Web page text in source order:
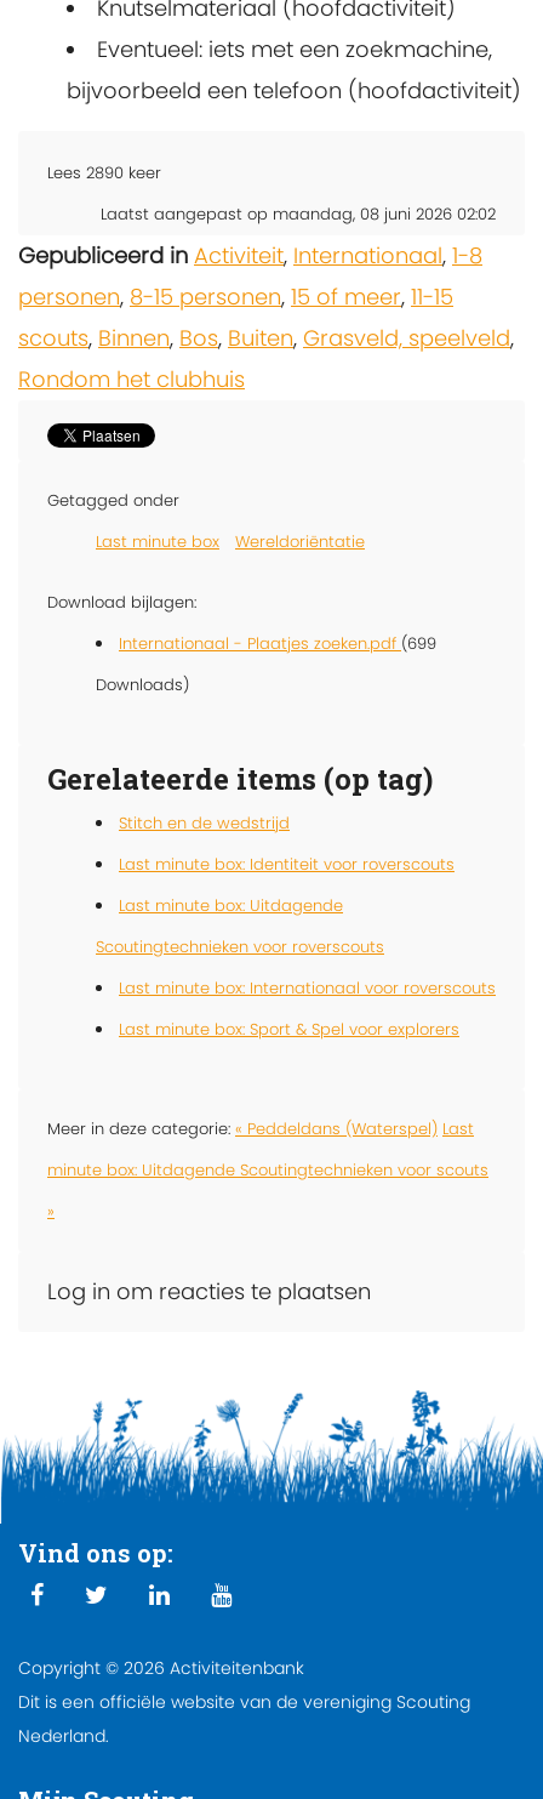
Knutselmateriaal (hoofdactiviteit)
Eventueel: iets met een zoekmachine,
bijvoorbeeld een telefoon (hoofdactiviteit)
Lees 2890 keer
Laatst aangepast op maandag, 08 juni 2026 02:02
Gepubliceerd in Activiteit, Internationaal, 1-8
personen, 8-15 personen, 15 of meer, 11-15
scouts, Binnen, Bos, Buiten, Grasveld, speelveld,
Rondom het clubhuis
Getagged onder
Last minute box
Wereldoriëntatie
Download bijlagen:
Internationaal - Plaatjes zoeken.pdf (699
Downloads)
Gerelateerde items (op tag)
Stitch en de wedstrijd
Last minute box: Identiteit voor roverscouts
Last minute box: Uitdagende
Scoutingtechnieken voor roverscouts
Last minute box: Internationaal voor roverscouts
Last minute box: Sport & Spel voor explorers
Meer in deze categorie: « Peddeldans (Waterspel) Last
minute box: Uitdagende Scoutingtechnieken voor scouts
»
Log in om reacties te plaatsen
Vind ons op:
Copyright © 2026 Activiteitenbank
Dit is een officiële website van de vereniging Scouting
Nederland.